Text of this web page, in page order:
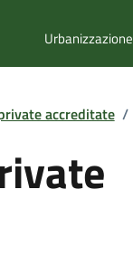
Urbanizzazione
accreditate /